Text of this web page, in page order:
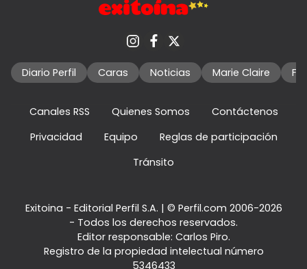
Diario Perfil Caras Noticias Marie Claire
Canales RSS Quienes Somos
Contáctenos
Privacidad
Equipo
Reglas de participación
Tránsito
Exitoina - Editorial Perfil S.A. | © Perfil.com 2006-2026
- Todos los derechos reservados.
Editor responsable: Carlos Piro.
Registro de la propiedad intelectual número
5346433